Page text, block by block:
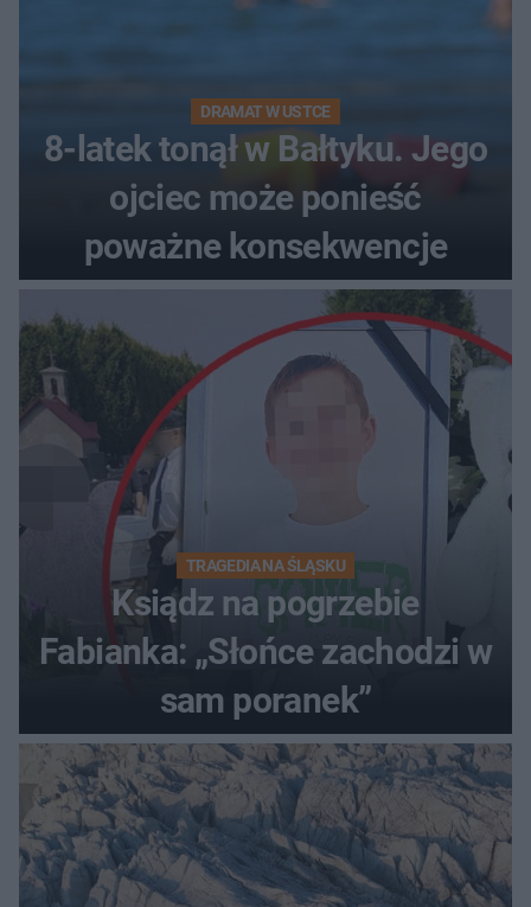
DRAMAT W USTCE
8-latek tonął w Bałtyku. Jego
ojciec może ponieść
poważne konsekwencje
TRAGEDIA NA ŚLĄSKU
Ksiądz na pogrzebie
Fabianka: „Słońce zachodzi w
sam poranek”